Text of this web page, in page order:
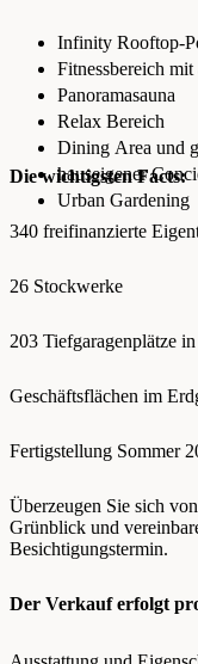
Infinity Rooftop-
Fitnessbereich
Panoramasauna
Relax Bereich
Dining Area und
hauseigener
Urban Gardening
Die wichtigsten Facts:
340 freifinanzierte
26 Stockwerke
203 Tiefgaragenplätze
Geschäftsflächen im
Fertigstellung Sommer
Überzeugen Sie sich
Grünblick und
Besichtigungstermin.
Der Verkauf erfolgt